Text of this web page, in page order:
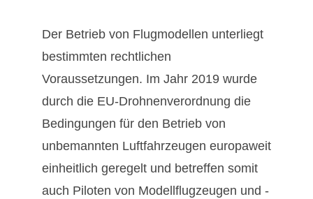
Der Betrieb von Flugmodellen unterliegt
bestimmten rechtlichen
Voraussetzungen. Im Jahr 2019 wurde
durch die EU-Drohnenverordnung die
Bedingungen für den Betrieb von
unbemannten Luftfahrzeugen europaweit
einheitlich geregelt und betreffen somit
auch Piloten von Modellflugzeugen und -